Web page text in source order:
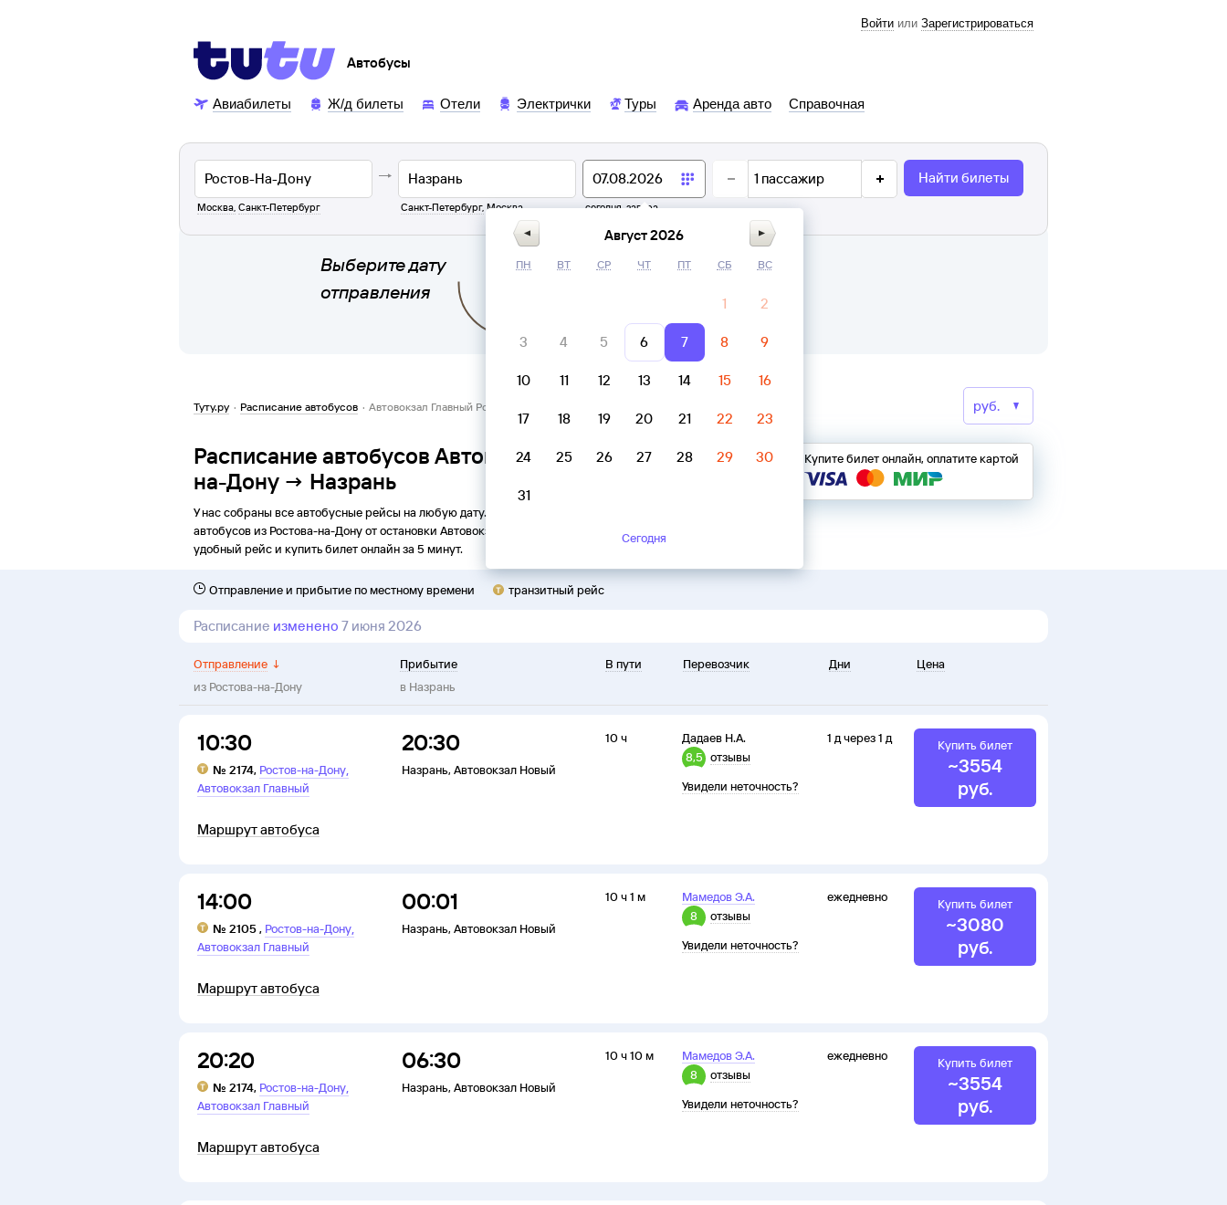
Войти или Зарегистрироваться
Автобусы
Авиабилеты Ж/д билеты Отели Электрички Туры Аренда авто Справочная
Москва, Санкт-Петербург Санкт-Петербург, Москва сегодня, завтра
1 пассажир Найти билеты
Выберите дату
отправления
Туту.ру · Расписание автобусов · Автовокзал Главный Ростов-на-Дону → Назрань
Расписание автобусов Автовокзал Главный Ростов-
на-Дону → Назрань
У нас собраны все автобусные рейсы на любую дату. Вы можете узнать точное расписание
автобусов из Ростова-на-Донуотостановки Автовокзал Главный
удобный рейс и купить билет онлайн за 5 минут.
Купите билет онлайн, оплатите картой
Отправление и прибытие по местному времени транзитный рейс
Расписание изменено 7 июня 2026
Отправление ↓
из Ростова-на-Дону
Прибытие
в Назрань
В пути Перевозчик Дни Цена
10:30
№ 2174, Ростов-на-Дону,
Автовокзал Главный
20:30
Назрань, Автовокзал Новый
10 ч
Дадаев Н.А.
8,5 отзывы
Увидели неточность?
1 дчерез1 д
Маршрут автобуса
Купить билет
~3554
руб.
14:00
№ 2105, Ростов-на-Дону,
Автовокзал Главный
00:01
Назрань, Автовокзал Новый
10 ч 1 м
Мамедов Э.А.
8
отзывы
Увидели неточность?
ежедневно
Маршрут автобуса
Купить билет
~3080
руб.
20:20
№ 2174, Ростов-на-Дону,
Автовокзал Главный
06:30
Назрань, Автовокзал Новый
10 ч 10 м
Мамедов Э.А.
8
отзывы
Увидели неточность?
ежедневно
Маршрут автобуса
Купить билет
~3554
руб.
Август 2026
ПН ВТ СР ЧТ ПТ СБ ВС
1 2
3 4 5 6 7 8 9
10 11 12 13 14 15 16
17 18 19 20 21 22 23
24 25 26 27 28 29 30
31
Сегодня